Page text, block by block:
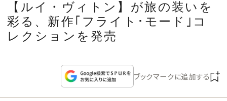
CULTURE
COLLECTION
【ルイ・ヴィトン】が旅の装いを
彩る、新作｢フライト･モード｣コ
レクションを発売
ブックマークに追加する